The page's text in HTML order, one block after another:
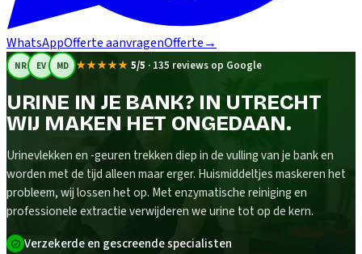
WhatsAppOfferte aanvragenOfferte→
NR EV MD ★★★★★ 5/5 · 135 reviews op Google
URINE IN JE BANK? IN UTRECHT
WIJ MAKEN HET ONGEDAAN.
Urinevlekken en -geuren trekken diep in de vulling van je bank en
worden met de tijd alleen maar erger. Huismiddeltjes maskeren het
probleem, wij lossen het op. Met enzymatische reiniging en
professionele extractie verwijderen we urine tot op de kern.
Verzekerde en gescreende specialisten